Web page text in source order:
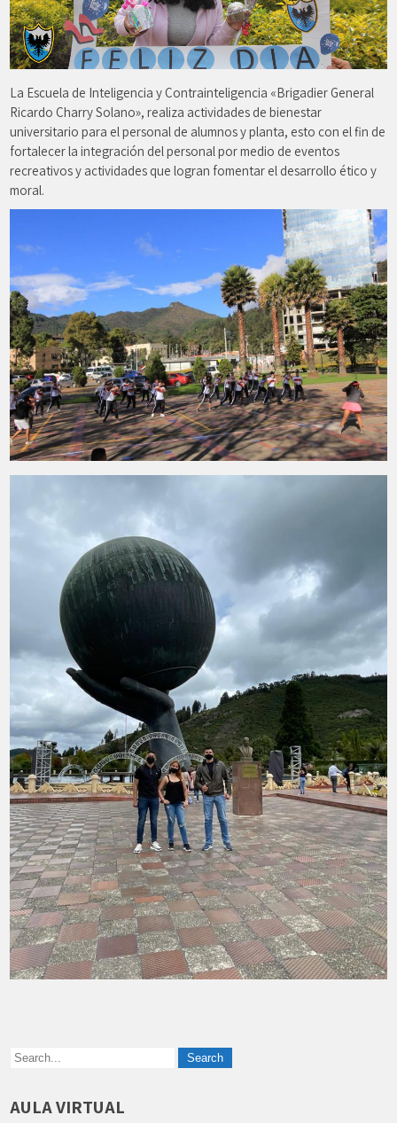
La Escuela de Inteligencia y Contrainteligencia «Brigadier General
Ricardo Charry Solano», realiza actividades de bienestar
universitario para el personal de alumnos y planta, esto con el fin de
fortalecer la integración del personal por medio de eventos
recreativos y actividades que logran fomentar el desarrollo ético y
moral.
AULA VIRTUAL